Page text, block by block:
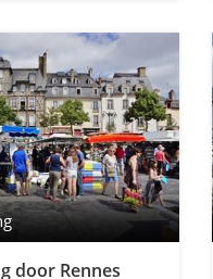
door Rennes